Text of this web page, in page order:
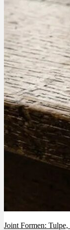
Joint Formen: